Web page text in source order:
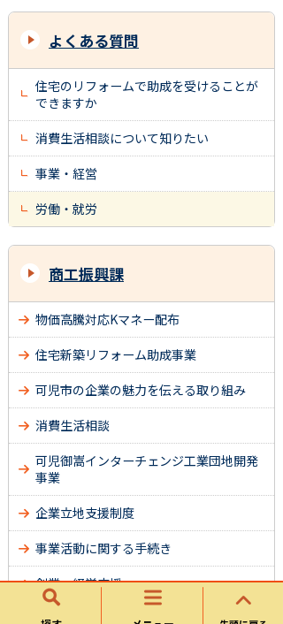
よくある質問
住宅のリフォームで助成を受けることが
できますか
消費生活相談について知りたい
事業・経営
労働・就労
商工振興課
物価高騰対応Kマネー配布
住宅新築リフォーム助成事業
可児市の企業の魅力を伝える取り組み
消費生活相談
可児御嵩インターチェンジ工業団地開発
事業
企業立地支援制度
事業活動に関する手続き
創業・経営支援
勤労者総合福祉センター（Ｌポート可